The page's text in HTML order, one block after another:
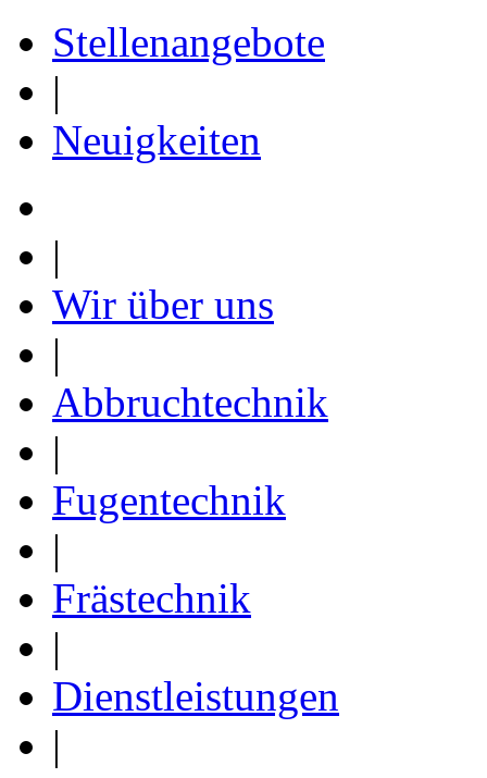
Stellenangebote
|
Neuigkeiten
|
Wir über uns
|
Abbruchtechnik
|
Fugentechnik
|
Frästechnik
|
Dienstleistungen
|